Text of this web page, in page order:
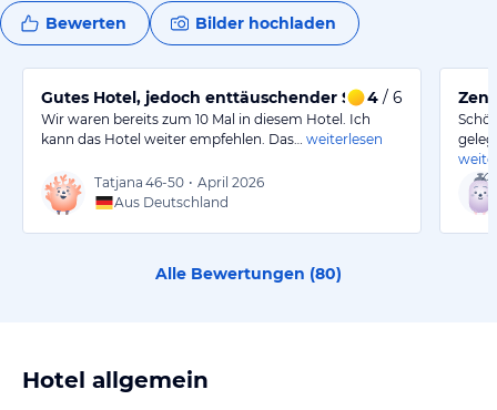
Bewerten Bilder hochladen
Gutes Hotel, jedoch enttäuschender Service an der
4 / 6
Wir waren bereits zum 10 Mal in diesem Hotel. Ich
kann das Hotel weiter empfehlen. Das…
weiterlesen
Tatjana 46-50 • April 2026
Aus Deutschland
Alle Bewertungen (80)
Hotel allgemein